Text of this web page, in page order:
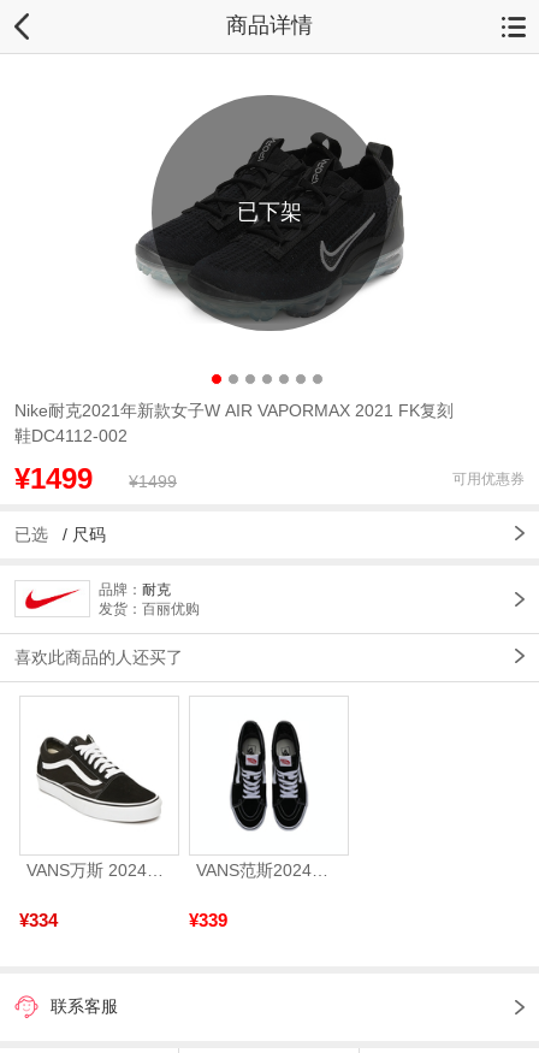
商品详情
已下架
Nike耐克2021年新款女子W AIR VAPORMAX 2021 FK复刻
鞋DC4112-002
¥1499 ¥1499 可用优惠券
已选 / 尺码
品牌： 耐克
发货：百丽优购
喜欢此商品的人还买了
VANS万斯 2024年新款中性OldSkool帆布鞋/硫化鞋VN000D3HY28（延续款）
¥334 ¥339
联系客服